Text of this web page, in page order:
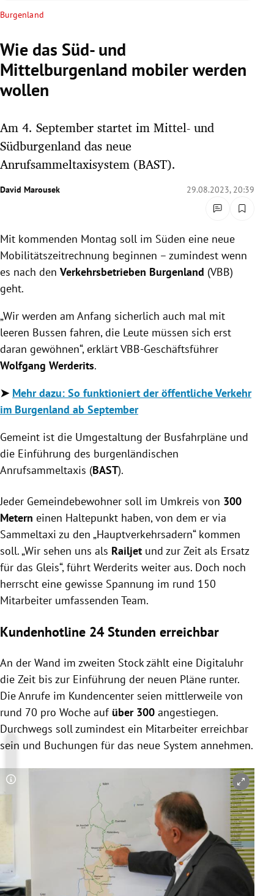
Untermenü
Untermenü
Untermenü
Untermenü
Untermenü
Untermenü
Burgenland
Wie das Süd- und
Mittelburgenland mobiler werden
wollen
Am 4. September startet im Mittel- und
Südburgenland das neue
Anrufsammeltaxisystem (BAST).
David Marousek 29.08.2023, 20:39
Mit kommenden Montag soll im Süden eine neue
Mobilitätszeitrechnung beginnen – zumindest wenn
es nach den Verkehrsbetrieben Burgenland (VBB)
geht.
„Wir werden am Anfang sicherlich auch mal mit
leeren Bussen fahren, die Leute müssen sich erst
daran gewöhnen“, erklärt VBB-Geschäftsführer
Wolfgang Werderits.
➤ Mehr dazu: So funktioniert der öffentliche Verkehr
im Burgenland ab September
Gemeint ist die Umgestaltung der Busfahrpläne und
die Einführung des burgenländischen
Anrufsammeltaxis (BAST).
Jeder Gemeindebewohner soll im Umkreis von 300
Metern einen Haltepunkt haben, von dem er via
Sammeltaxi zu den „Hauptverkehrsadern“ kommen
soll. „Wir sehen uns als Railjet und zur Zeit als Ersatz
für das Gleis“, führt Werderits weiter aus. Doch noch
herrscht eine gewisse Spannung im rund 150
Mitarbeiter umfassenden Team.
Kundenhotline 24 Stunden erreichbar
An der Wand im zweiten Stock zählt eine Digitaluhr
die Zeit bis zur Einführung der neuen Pläne runter.
Die Anrufe im Kundencenter seien mittlerweile von
rund 70 pro Woche auf über 300 angestiegen.
Durchwegs soll zumindest ein Mitarbeiter erreichbar
sein und Buchungen für das neue System annehmen.
Copyright-Hinweis öffnen/schließen